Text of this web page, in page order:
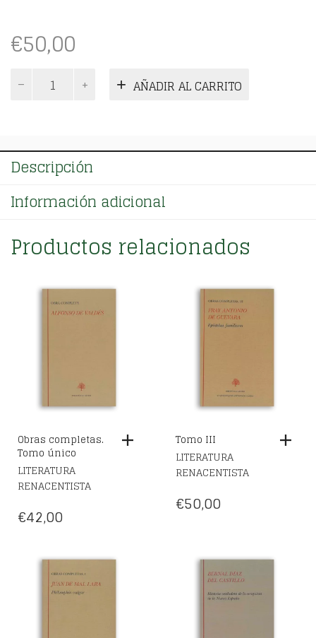
€50,00
Segundas
Celestinas. AÑADIR AL CARRITO
Descripción
Información adicional
Productos relacionados
Obras completas.
Tomo único
LITERATURA
RENACENTISTA
€42,00
Tomo III
LITERATURA
RENACENTISTA
€50,00